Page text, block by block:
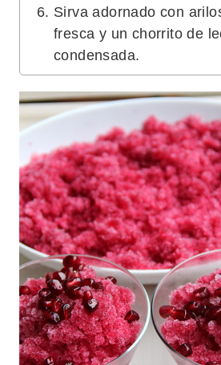
Sirva adornado con
fresca y un chorrito de
condensada.